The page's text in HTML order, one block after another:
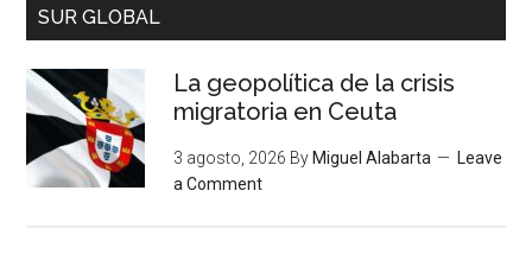
SUR GLOBAL
La geopolítica de la crisis
migratoria en Ceuta
3 agosto, 2026 By Miguel Alabarta
Leave
a Comment